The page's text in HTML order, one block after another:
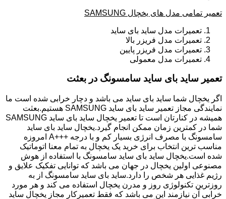
تعمیر تمامی مدل های یخچال SAMSUNG
تعمیرات مدل ساید بای ساید
تعمیرات مدل فریزر بالا
تعمیرات مدل فریزر پایین
تعمیرات مدل معمولی
تعمیر ساید بای ساید سامسونگ در بعثت
اگر یخچال شما ساید بای ساید می باشد و دچار خرابی شده است ما
نمایندگی مجاز تعمیر ساید بای ساید SAMSUNG هستیم.بعثت
همیشه در کنارتان است تا تعمیر یخچال ساید بای ساید SAMSUNG
شما در کمترین زمان ممکن انجام گیرد.یخچال ساید بای ساید
سامسونگ با مصرف انرژی بسیار کم و با درجه +++A امروزه
مناسب ترین انتخاب برای خرید یک یخچال به تمام معنا اتوماتیک
شده است.یخچال ساید بای ساید سامسونگ با استفاده از هوش
مصنوعی اولین یخچال در جهان می باشد که توانایی تفکیک علایق و
رژیم غذایی هر شخص را دارد.ساید بای ساید سامسونگ از به
روزترین تکنولوژی روز و مدرن یخچال استفاده می کند و هر مورد
خرابی آن نیازمند این می باشد که فقط تعمیرکار مجاز یخچال ساید